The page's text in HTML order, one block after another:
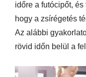
időre a futócipőt,
hogy a zsírégetés
Az alábbi
rövid időn belül a